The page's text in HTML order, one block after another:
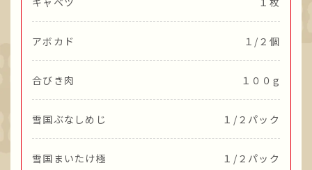
アボカド １/２個
合びき肉 １００g
雪国ぶなしめじ １/２パック
雪国まいたけ極 １/２パック